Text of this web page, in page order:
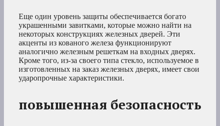
Еще один уровень защиты обеспечивается богато
украшенными завитками, которые можно найти на
некоторых конструкциях железных дверей. Эти
акценты из кованого железа функционируют
аналогично железным решеткам на входных дверях.
Кроме того, из-за своего типа стекло, используемое в
изготовленных на заказ железных дверях, имеет свои
ударопрочные характеристики.
повышенная безопасность